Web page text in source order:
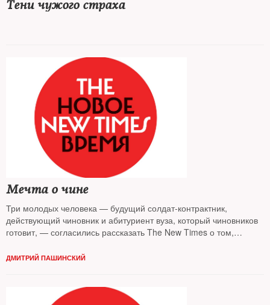
Тени чужого страха
Мечта о чине
Три молодых человека — будущий солдат-контрактник,
действующий чиновник и абитуриент вуза, который чиновников
готовит, — согласились рассказать The New Times о том,
структурах
ДМИТРИЙ ПАШИНСКИЙ